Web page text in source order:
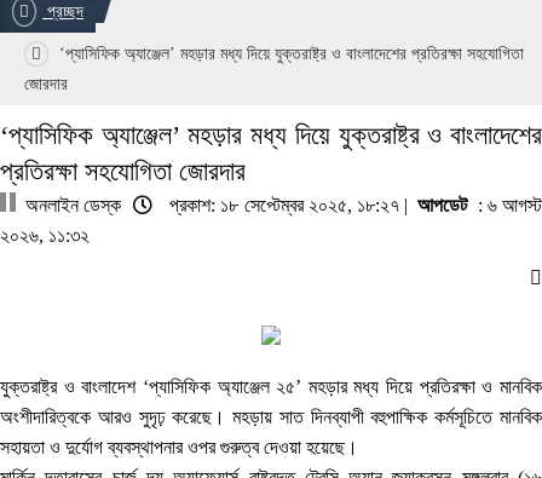
প্রচ্ছদ
‘প্যাসিফিক অ্যাঞ্জেল’ মহড়ার মধ্য দিয়ে যুক্তরাষ্ট্র ও বাংলাদেশের প্রতিরক্ষা সহযোগিতা
জোরদার
‘প্যাসিফিক অ্যাঞ্জেল’ মহড়ার মধ্য দিয়ে যুক্তরাষ্ট্র ও বাংলাদেশের
প্রতিরক্ষা সহযোগিতা জোরদার
অনলাইন ডেস্ক প্রকাশ: ১৮ সেপ্টেম্বর ২০২৫, ১৮:২৭ |আপডেট: ৬ আগস্ট
২০২৬, ১১:৩২
যুক্তরাষ্ট্র ও বাংলাদেশ ‘প্যাসিফিক অ্যাঞ্জেল ২৫’ মহড়ার মধ্য দিয়ে প্রতিরক্ষা ও মানবিক
অংশীদারিত্বকে আরও সুদৃঢ় করেছে। মহড়ায় সাত দিনব্যাপী বহুপাক্ষিক কর্মসূচিতে মানবিক
সহায়তা ও দুর্যোগ ব্যবস্থাপনার ওপর গুরুত্ব দেওয়া হয়েছে।